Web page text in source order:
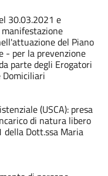
30.03.2021 e
del Piano
- per la prevenzione
parte degli Erogatori
(USCA): presa
di natura libero
della Dott.ssa Maria